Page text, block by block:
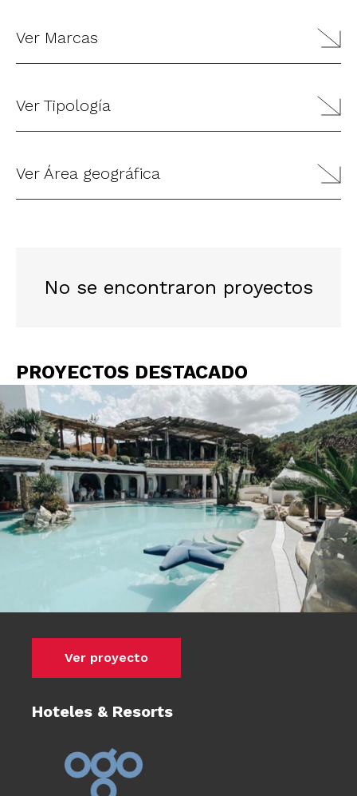
Ver Marcas
Ver Tipología
Ver Área geográfica
No se encontraron proyectos
PROYECTOS DESTACADO
Hoteles & Resorts
Ver proyecto